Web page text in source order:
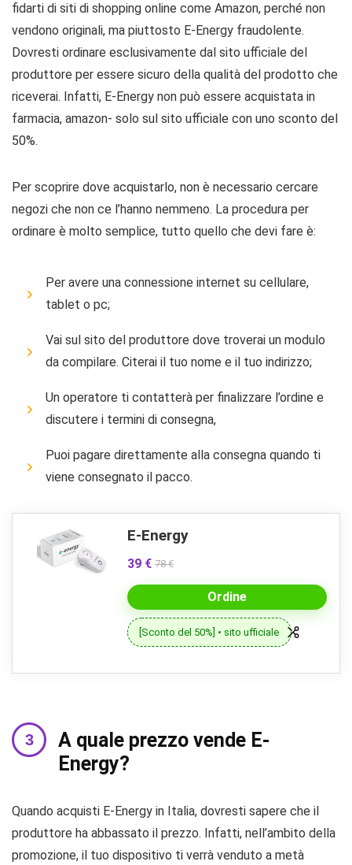
fidarti di siti di shopping online come Amazon, perché non
vendono originali, ma piuttosto E-Energy fraudolente.
Dovresti ordinare esclusivamente dal sito ufficiale del
produttore per essere sicuro della qualità del prodotto che
riceverai. Infatti, E-Energy non può essere acquistata in
farmacia, amazon- solo sul sito ufficiale con uno sconto del
50%.
Per scoprire dove acquistarlo, non è necessario cercare
negozi che non ce l’hanno nemmeno. La procedura per
ordinare è molto semplice, tutto quello che devi fare è:
Per avere una connessione internet su cellulare,
tablet o pc;
Vai sul sito del produttore dove troverai un modulo
da compilare. Citerai il tuo nome e il tuo indirizzo;
Un operatore ti contatterà per finalizzare l’ordine e
discutere i termini di consegna,
Puoi pagare direttamente alla consegna quando ti
viene consegnato il pacco.
E-Energy
39 € 78 €
Ordine
[Sconto del 50%] • sito ufficiale
A quale prezzo vende E-
Energy?
Quando acquisti E-Energy in Italia, dovresti sapere che il
produttore ha abbassato il prezzo. Infatti, nell’ambito della
promozione, il tuo dispositivo ti verrà venduto a metà